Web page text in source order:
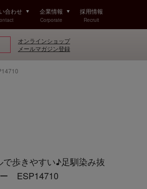
合わせ 企業情報
Corporate
採用情報
Recruit
オンラインショップ
メールマガジン登録
歩きやすい♪足馴染み抜
ー ESP14710